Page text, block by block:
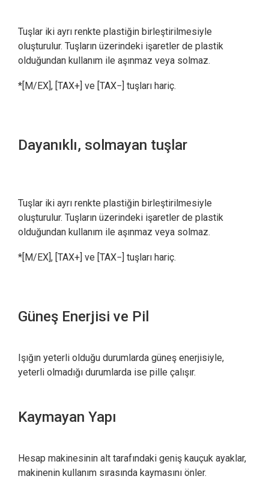
Tuşlar iki ayrı renkte plastiğin birleştirilmesiyle
oluşturulur. Tuşların üzerindeki işaretler de plastik
olduğundan kullanım ile aşınmaz veya solmaz.
*[M/EX], [TAX+] ve [TAX−] tuşları hariç.
Dayanıklı, solmayan tuşlar
Tuşlar iki ayrı renkte plastiğin birleştirilmesiyle
oluşturulur. Tuşların üzerindeki işaretler de plastik
olduğundan kullanım ile aşınmaz veya solmaz.
*[M/EX], [TAX+] ve [TAX−] tuşları hariç.
Güneş Enerjisi ve Pil
Işığın yeterli olduğu durumlarda güneş enerjisiyle,
yeterli olmadığı durumlarda ise pille çalışır.
Kaymayan Yapı
Hesap makinesinin alt tarafındaki geniş kauçuk ayaklar,
makinenin kullanım sırasında kaymasını önler.